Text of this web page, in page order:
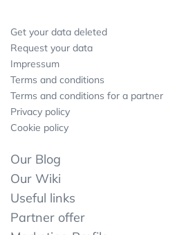
Get your data deleted
Request your data
Impressum
Terms and conditions
Terms and conditions for a partner
Privacy policy
Cookie policy
Our Blog
Our Wiki
Useful links
Partner offer